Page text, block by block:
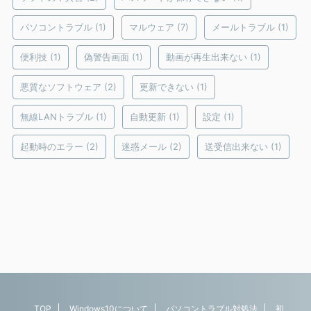
パソコントラブル (1) マルウェア (7) メールトラブル (1)
便利技 (1) 偽警告画面 (1) 動画が再生出来ない (1)
悪質なソフトウェア (2) 更新できない (1)
無線LANトラブル (1) 自動更新 (1) 設定 (1)
起動時のエラー (2) 迷惑メール (2) 送受信出来ない (1)
TOP Windows10について パソコントラブル対処法 初